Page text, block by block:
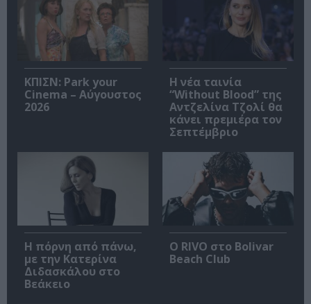
ΚΠΙΣΝ: Park your
Cinema – Αύγουστος
2026
Η νέα ταινία
“Without Blood” της
Αντζελίνα Τζολί θα
κάνει πρεμιέρα τον
Σεπτέμβριο
Η πόρνη από πάνω,
με την Κατερίνα
Διδασκάλου στο
Βεάκειο
Ο RIVO στο Bolivar
Beach Club